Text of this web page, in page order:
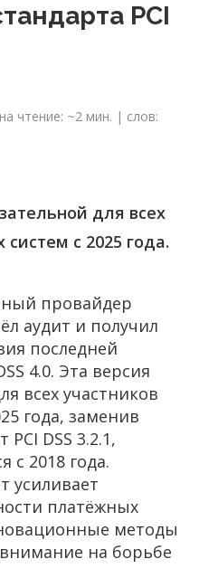
PCI
чтение: ~2 мин. | слов:
для всех
с 2025 года.
провайдер
аудит и получил
последней
4.0. Эта версия
всех участников
года, заменив
DSS 3.2.1,
с 2018 года.
усиливает
платёжных
методы
на борьбе